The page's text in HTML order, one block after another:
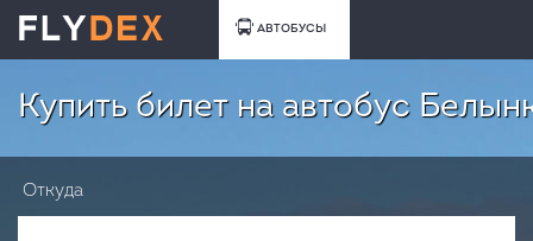
АВТОБУСЫ
Купить билет на автобус
Откуда